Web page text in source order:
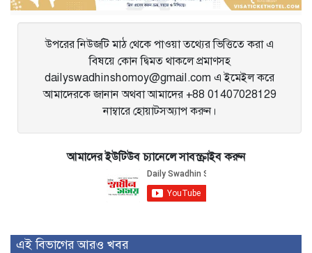
উপরের নিউজটি মাঠ থেকে পাওয়া তথ্যের ভিত্তিতে করা এ
বিষয়ে কোন দ্বিমত থাকলে প্রমাণসহ
dailyswadhinshomoy@gmail.com এ ইমেইল করে
আমাদেরকে জানান অথবা আমাদের +88 01407028129
নাম্বারে হোয়াটসঅ্যাপ করুন।
আমাদের ইউটিউব চ্যানেলে সাবস্ক্রাইব করুন
এই বিভাগের আরও খবর